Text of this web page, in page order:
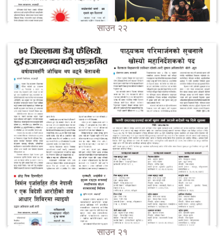
साउन २२
साउन २१